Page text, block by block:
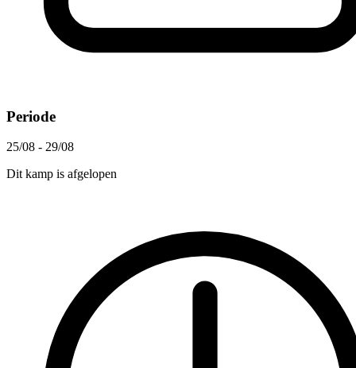
Periode
25/08 - 29/08
Dit kamp is afgelopen